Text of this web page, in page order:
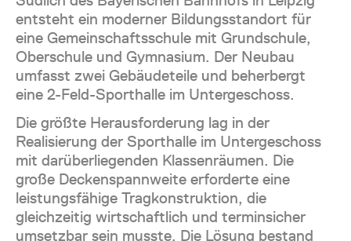
entsteht ein moderner Bildungsstandort für
eine Gemeinschaftsschule mit Grundschule,
Oberschule und Gymnasium. Der Neubau
umfasst zwei Gebäudeteile und beherbergt
eine 2-Feld-Sporthalle im Untergeschoss.
Die größte Herausforderung lag in der
Realisierung der Sporthalle im Untergeschoss
mit darüberliegenden Klassenräumen. Die
große Deckenspannweite erforderte eine
leistungsfähige Tragkonstruktion, die
gleichzeitig wirtschaftlich und terminsicher
umsetzbar sein musste. Die Lösung bestand